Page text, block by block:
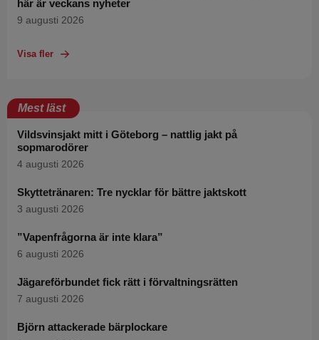
här är veckans nyheter
9 augusti 2026
Visa fler
Mest läst
Vildsvinsjakt mitt i Göteborg – nattlig jakt på
sopmarodörer
4 augusti 2026
Skyttetränaren: Tre nycklar för bättre jaktskott
3 augusti 2026
”Vapenfrågorna är inte klara”
6 augusti 2026
Jägareförbundet fick rätt i förvaltningsrätten
7 augusti 2026
Björn attackerade bärplockare